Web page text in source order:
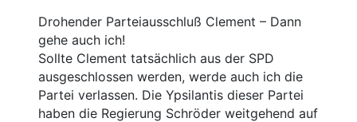
Drohender Parteiausschluß Clement – Dann
gehe auch ich!
Sollte Clement tatsächlich aus der SPD
ausgeschlossen werden, werde auch ich die
Partei verlassen. Die Ypsilantis dieser Partei
haben die Regierung Schröder weitgehend auf